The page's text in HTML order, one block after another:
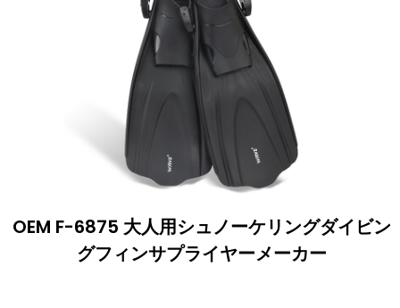
OEM F-6875 大人用シュノーケリングダイビン
グフィンサプライヤーメーカー